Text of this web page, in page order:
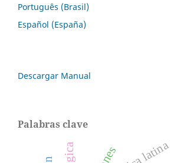
Português (Brasil)
Español (España)
Descargar Manual
Palabras clave